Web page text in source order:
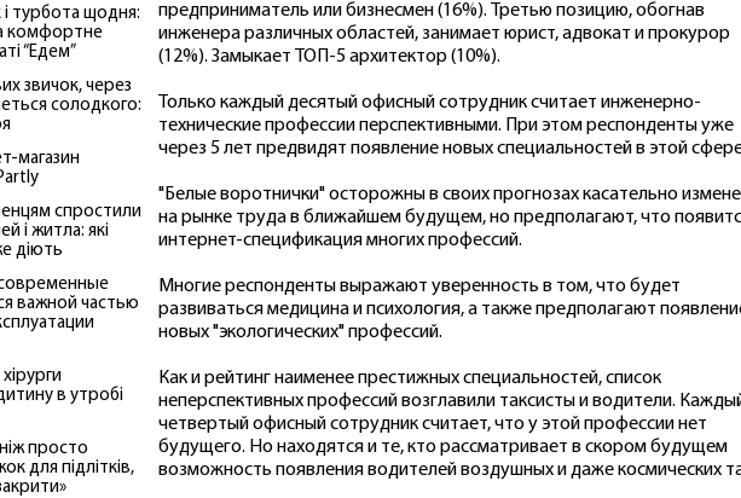
турбота щодня:
комфортне
“Едем”
звичок, через
солодкого:
магазин
спростили
і житла: які
діють
важной частью
в утробі
просто
для підлітків,
предприниматель или бизнесмен (16%). Третью позицию, обогнав
инженера различных областей, занимает юрист, адвокат и прокурор
(12%). Замыкает ТОП-5 архитектор (10%).
Только каждый десятый офисный сотрудник считает инженерно-
технические профессии перспективными. При этом респонденты уже
через 5 лет предвидят появление новых специальностей в этой
"Белые воротнички" осторожны в своих прогнозах касательно
на рынке труда в ближайшем будущем, но предполагают, что
интернет-спецификация многих профессий.
Многие респонденты выражают уверенность в том, что будет
развиваться медицина и психология, а также предполагают
новых "экологических" профессий.
Как и рейтинг наименее престижных специальностей, список
неперспективных профессий возглавили таксисты и водители.
четвертый офисный сотрудник считает, что у этой профессии нет
будущего. Но находятся и те, кто рассматривает в скором будущем
возможность появления водителей воздушных и даже космических